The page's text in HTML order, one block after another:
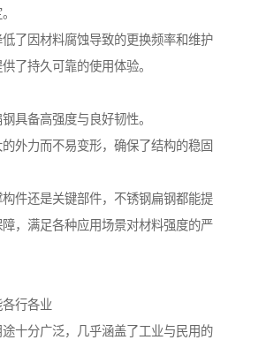
了因材料腐蚀导致的更换频率和维护
了持久可靠的使用体验。
具备高强度与良好韧性。
外力而不易变形，确保了结构的稳固
件还是关键部件，不锈钢扁钢都能提
，满足各种应用场景对材料强度的严
行各业
十分广泛，几乎涵盖了工业与民用的